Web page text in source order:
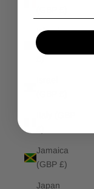
Isle of
Man (GBP
Jamaica
(GBP £)
Japan